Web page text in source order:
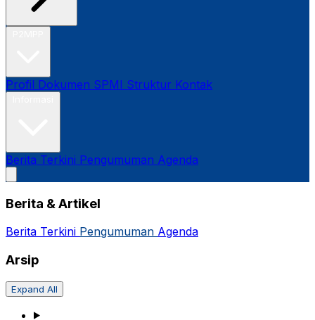
Profil Dokumen SPMI Struktur Kontak
Berita Terkini Pengumuman Agenda
Berita & Artikel
Berita Terkini Pengumuman Agenda
Arsip
Expand All